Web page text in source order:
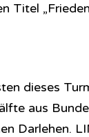
Titel
dieses
aus
Darlehen.